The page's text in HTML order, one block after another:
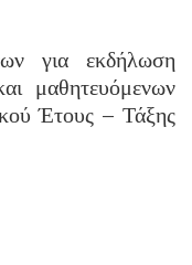
για εκδήλωση
μαθητευόμενων
Έτους – Τάξης